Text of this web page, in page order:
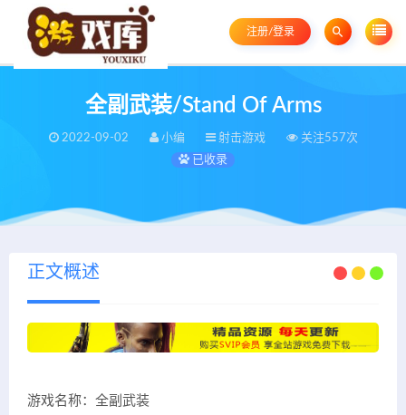
注册/登录
全副武装/Stand Of Arms
2022-09-02 小编 射击游戏
关注557次
已收录
正文概述
游戏名称：全副武装